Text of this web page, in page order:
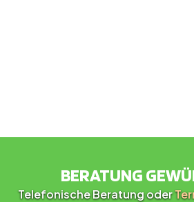
BERATUNG
Telefonische Beratung oder